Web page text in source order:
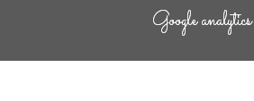
Google analytics